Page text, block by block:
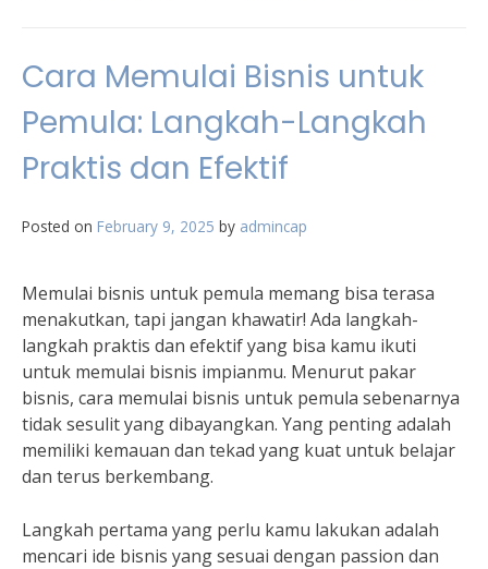
Cara Memulai Bisnis untuk
Pemula: Langkah-Langkah
Praktis dan Efektif
Posted on February 9, 2025 by admincap
Memulai bisnis untuk pemula memang bisa terasa
menakutkan, tapi jangan khawatir! Ada langkah-
langkah praktis dan efektif yang bisa kamu ikuti
untuk memulai bisnis impianmu. Menurut pakar
bisnis, cara memulai bisnis untuk pemula sebenarnya
tidak sesulit yang dibayangkan. Yang penting adalah
memiliki kemauan dan tekad yang kuat untuk belajar
dan terus berkembang.
Langkah pertama yang perlu kamu lakukan adalah
mencari ide bisnis yang sesuai dengan passion dan